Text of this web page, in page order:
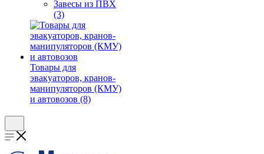
Завесы из ПВХ
(3)
Товары для
эвакуаторов, кранов-
манипуляторов (КМУ)
и автовозов (8)